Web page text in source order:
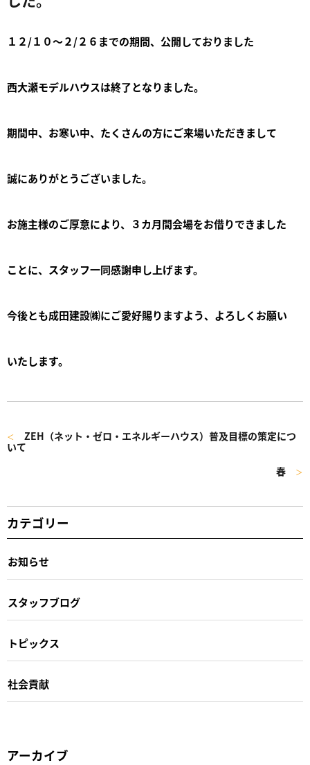
１２/１０～２/２６までの期間、公開しておりました
西大瀬モデルハウスは終了となりました。
期間中、お寒い中、たくさんの方にご来場いただきまして
誠にありがとうございました。
お施主様のご厚意により、３カ月間会場をお借りできました
ことに、スタッフ一同感謝申し上げます。
今後とも成田建設㈱にご愛好賜りますよう、よろしくお願い
いたします。
＜
ZEH（ネット・ゼロ・エネルギーハウス）普及目標の策定につ
いて
春
＞
カテゴリー
お知らせ
スタッフブログ
トピックス
社会貢献
アーカイブ